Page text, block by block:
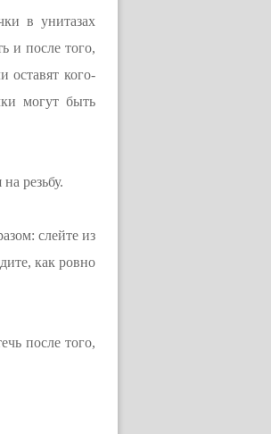
в унитазах
и после того,
оставят кого-
могут быть
резьбу.
слейте из
как ровно
после того,